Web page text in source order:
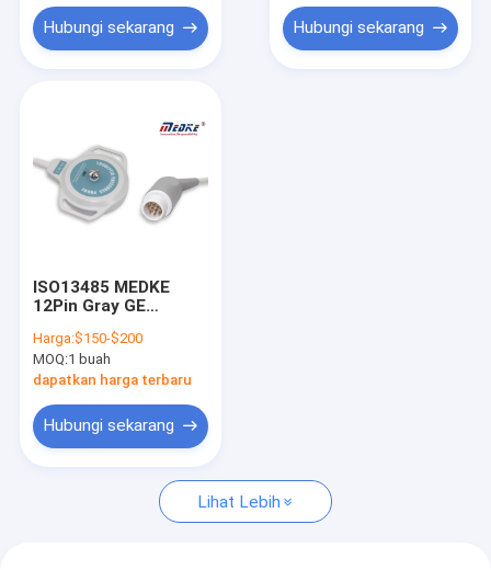
Aksesori Bedah Listrik
EKG Perekam Holter
Sensor O2 Medis
Hubungi sekarang Hubungi sekarang
ISO13485 MEDKE
12Pin Gray GE
Janin Probe
Harga:$150-$200
MOQ:1 buah
dapatkan harga terbaru
Hubungi sekarang
Lihat Lebih